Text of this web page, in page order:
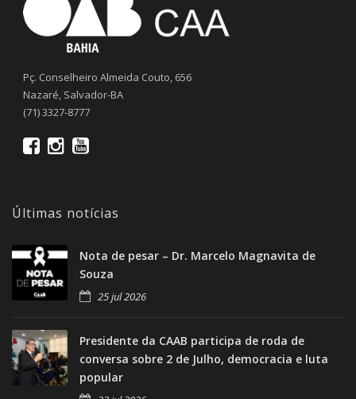
Pç. Conselheiro Almeida Couto, 656
Nazaré, Salvador-BA
(71) 3327-8777
Últimas notícias
Nota de pesar – Dr. Marcelo Magnavita de
Souza
25 jul 2026
Presidente da CAAB participa de roda de
conversa sobre 2 de Julho, democracia e luta
popular